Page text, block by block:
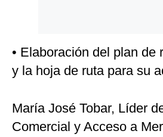
• Elaboración del plan de
y la hoja de ruta para su
María José Tobar, Líder
Comercial y Acceso a